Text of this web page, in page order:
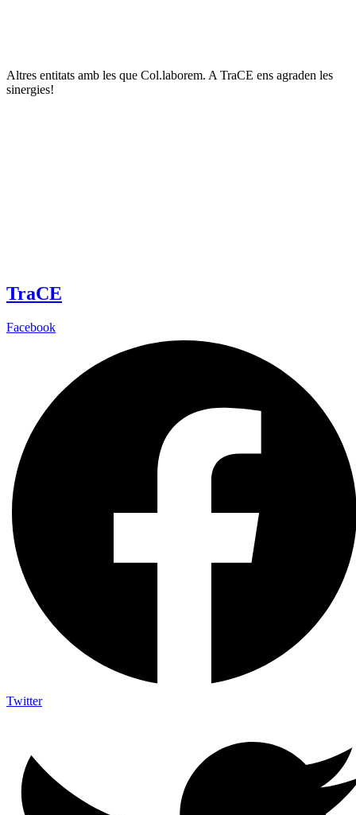
Altres entitats amb les que Col.laborem. A TraCE ens agraden les
sinergies!
TraCE
Facebook
Twitter